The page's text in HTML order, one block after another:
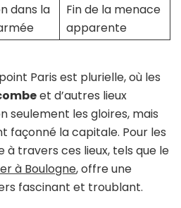
dans la
Fin de la menace
apparente
Paris est plurielle, où les
et d’autres lieux
seulement les gloires, mais
façonné la capitale. Pour les
à travers ces lieux, tels que le
à Boulogne, offre une
fascinant et troublant.